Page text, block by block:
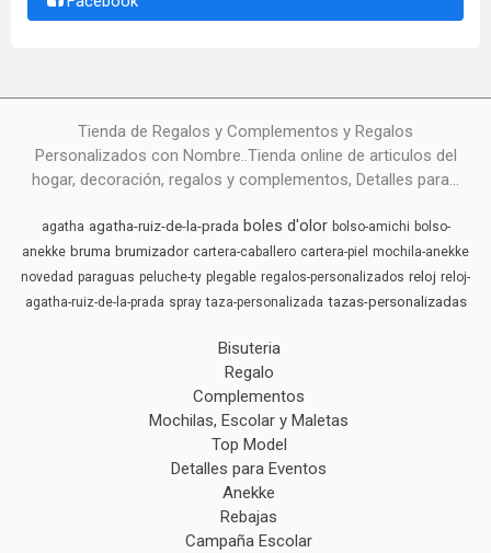
Tienda de Regalos y Complementos y Regalos
Personalizados con Nombre..Tienda online de articulos del
hogar, decoración, regalos y complementos, Detalles para...
agatha agatha-ruiz-de-la-prada boles d'olor bolso-amichi bolso-
anekke bruma brumizador cartera-caballero cartera-piel mochila-anekke
novedad paraguas peluche-ty plegable regalos-personalizados reloj reloj-
agatha-ruiz-de-la-prada spray taza-personalizada tazas-personalizadas
Bisuteria
Regalo
Complementos
Mochilas, Escolar y Maletas
Top Model
Detalles para Eventos
Anekke
Rebajas
Campaña Escolar